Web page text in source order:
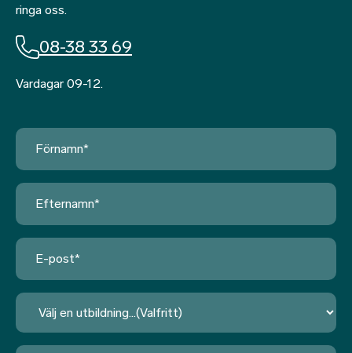
ringa oss.
08-38 33 69
Vardagar 09-12.
Förnamn
Efternamn
E-
post
Utbildning